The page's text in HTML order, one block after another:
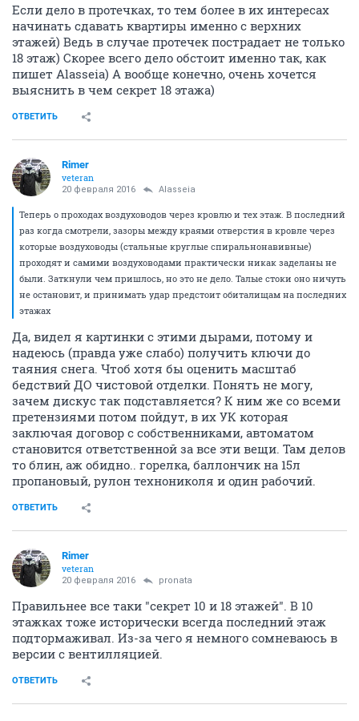
Если дело в протечках, то тем более в их интересах
начинать сдавать квартиры именно с верхних
этажей) Ведь в случае протечек пострадает не только
18 этаж) Скорее всего дело обстоит именно так, как
пишет Аlasseia) А вообще конечно, очень хочется
выяснить в чем секрет 18 этажа)
ОТВЕТИТЬ
Rimer
veteran
20 февраля 2016 Аlasseia
Теперь о проходах воздуховодов через кровлю и тех этаж. В последний
раз когда смотрели, зазоры между краями отверстия в кровле через
которые воздуховоды (стальные круглые спиральнонавивные)
проходят и самими воздуховодами практически никак заделаны не
были. Заткнули чем пришлось, но это не дело. Талые стоки оно ничуть
не остановит, и принимать удар предстоит обиталищам на последних
этажах
Да, видел я картинки с этими дырами, потому и
надеюсь (правда уже слабо) получить ключи до
таяния снега. Чтоб хотя бы оценить масштаб
бедствий ДО чистовой отделки. Понять не могу,
зачем дискус так подставляется? К ним же со всеми
претензиями потом пойдут, в их УК которая
заключая договор с собственниками, автоматом
становится ответственной за все эти вещи. Там делов
то блин, аж обидно.. горелка, баллончик на 15л
пропановый, рулон технониколя и один рабочий.
ОТВЕТИТЬ
Rimer
veteran
20 февраля 2016 pronata
Правильнее все таки "секрет 10 и 18 этажей". В 10
этажках тоже исторически всегда последний этаж
подтормаживал. Из-за чего я немного сомневаюсь в
версии с вентилляцией.
ОТВЕТИТЬ